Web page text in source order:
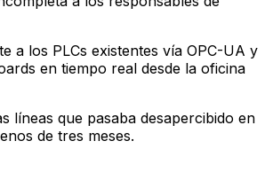
a los PLCs existentes vía OPC-UA y
en tiempo real desde la oficina
líneas que pasaba desapercibido en
de tres meses.